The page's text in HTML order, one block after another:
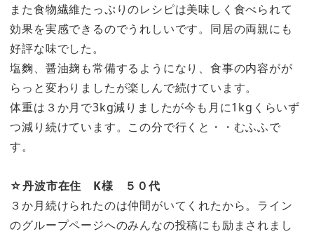
また食物繊維たっぷりのレシピは美味しく食べられて
効果を実感できるのでうれしいです。同居の両親にも
好評な味でした。
塩麴、醤油麹も常備するようになり、食事の内容がが
らっと変わりましたが楽しんで続けています。
体重は３か月で3kg減りましたが今も月に1kgくらいず
つ減り続けています。この分で行くと・・むふふで
す。
☆丹波市在住 K様 ５０代
３か月続けられたのは仲間がいてくれたから。ライン
のグループページへのみんなの投稿にも励まされまし